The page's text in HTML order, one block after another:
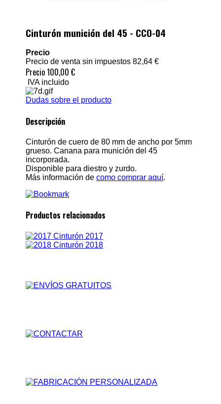
Cinturón munición del 45 - CCO-04
Precio
Precio de venta sin impuestos 82,64 €
Precio100,00 €
IVA incluido
Dudas sobre el producto
Descripción
Cinturón de cuero de 80 mm de ancho por 5mm
grueso. Canana para munición del 45
incorporada.
Disponible para diestro y zurdo.
Más información de como comprar aquí.
Productos relacionados
Cinturón 2017
Cinturón 2018